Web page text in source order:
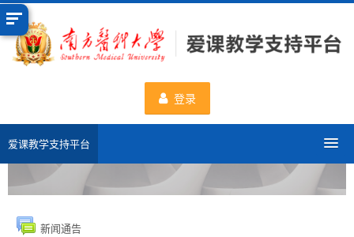
跳
到
登录
爱课教学支持平台
分类课程
申请新课程
新闻通告